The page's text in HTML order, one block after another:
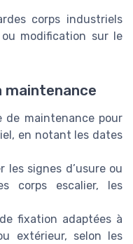
corps industriels
modification sur le
maintenance
de maintenance pour
en notant les dates
les signes d’usure ou
corps escalier, les
fixation adaptées à
extérieur, selon les